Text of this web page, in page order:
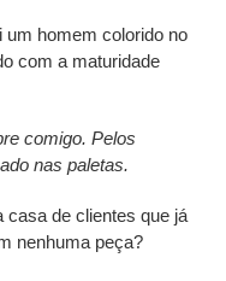
um homem colorido no
com a maturidade
comigo. Pelos
nas paletas.
casa de clientes que já
nenhuma peça?